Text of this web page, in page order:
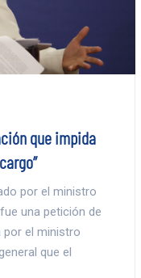
que impida
por el ministro
una petición de
por el ministro
que el